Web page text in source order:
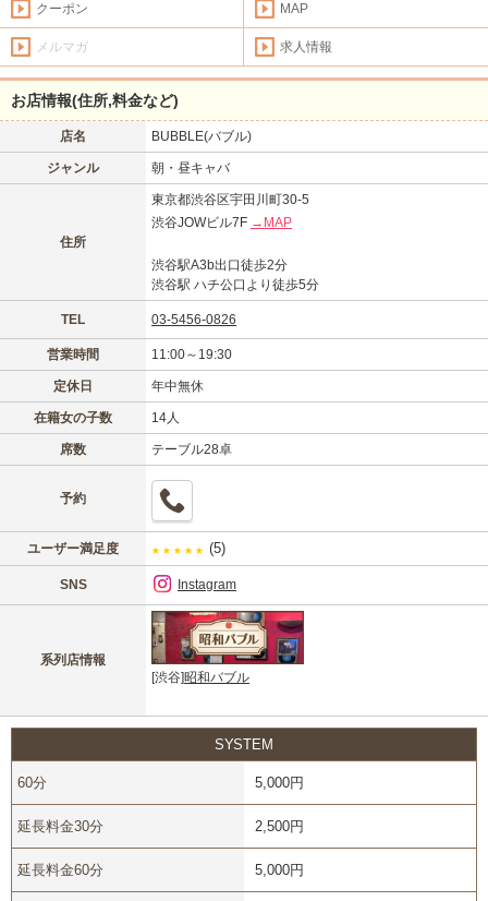
クーポン MAP
メルマガ 求人情報
お店情報(住所,料金など)
店名 BUBBLE(バブル)
ジャンル 朝・昼キャバ
住所
東京都渋谷区宇田川町30-5
渋谷JOWビル7F →MAP
渋谷駅A3b出口徒歩2分
渋谷駅 ハチ公口より徒歩5分
TEL 03-5456-0826
営業時間 11:00～19:30
定休日 年中無休
在籍女の子数 14人
席数 テーブル28卓
予約
ユーザー満足度 ★ ★ ★ ★ ★ (5)
SNS Instagram
系列店情報
[渋谷]昭和バブル
SYSTEM
60分 5,000円
延長料金30分 2,500円
延長料金60分 5,000円